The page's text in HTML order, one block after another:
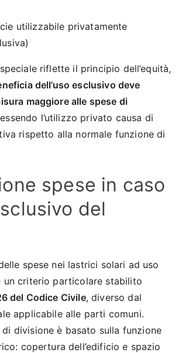
utilizzabile privatamente
riflette il principio dell’equità,
dell’uso esclusivo deve
maggiore alle spese di
l’utilizzo privato causa di
rispetto alla normale funzione di
spese in caso
del
spese nei lastrici solari ad uso
un criterio particolare stabilito
del Codice Civile, diverso dal
applicabile alle parti comuni.
divisione è basato sulla funzione
copertura dell’edificio e spazio